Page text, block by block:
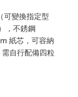
可變換指定型
，不銹鋼
紙芯，可容納
自行配備四粒